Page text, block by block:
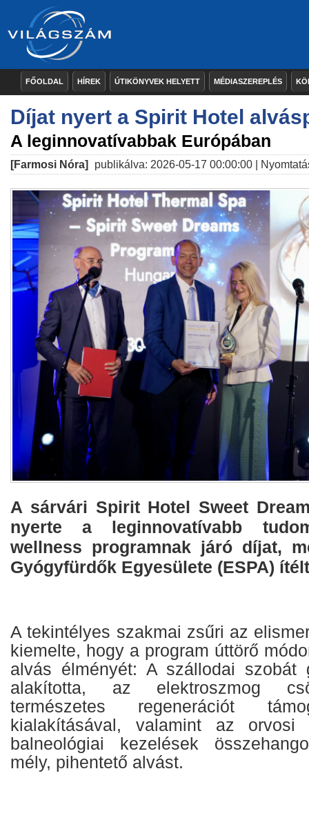
FŐOLDAL HÍREK ÚTIKÖNYVEK HELYETT MÉDIASZEREPLÉS
Díjat nyert a Spirit Hotel
A leginnovatívabbak Európában
[Farmosi Nóra] publikálva: 2026-05-17 00:00:00 |
A sárvári Spirit Hotel Sweet
nyerte a leginnovatívabb
wellness programnak járó díjat,
Gyógyfürdők Egyesülete (ESPA)
A tekintélyes szakmai zsűri az
kiemelte, hogy a program úttörő
alvás élményét: A szállodai szobát
alakította, az elektroszmog
természetes regenerációt
kialakításával, valamint az
balneológiai kezelések
mély, pihentető alvást.